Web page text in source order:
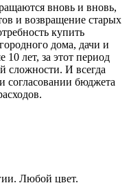
вновь и вновь,
и возвращение старых
купить
дома, дачи и
лет, за этот период
сложности. И всегда
согласовании бюджета
Любой цвет.